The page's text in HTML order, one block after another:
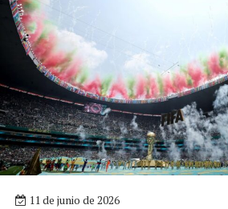
11 de junio de 2026